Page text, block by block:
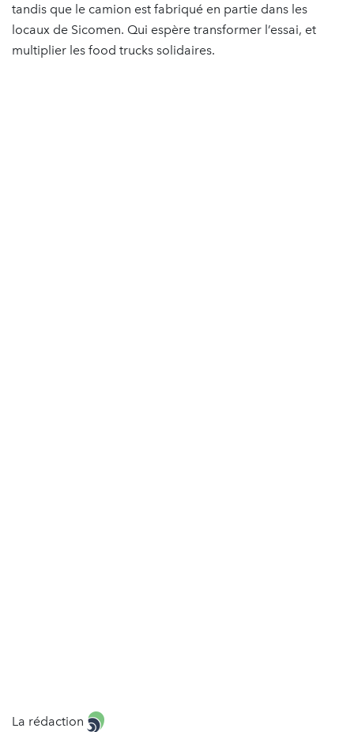
tandis que le camion est fabriqué en partie dans les
locaux de Sicomen. Qui espère transformer l’essai, et
multiplier les food trucks solidaires.
La rédaction